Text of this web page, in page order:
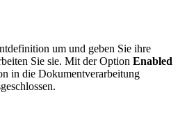
um und geben Sie ihre
Sie sie. Mit der Option Enabled
in die Dokumentverarbeitung